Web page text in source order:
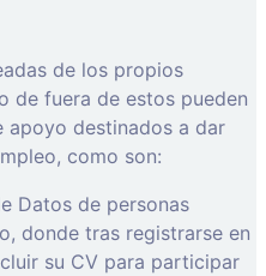
de los propios
de fuera de estos pueden
destinados a dar
como son:
Datos de personas
donde tras registrarse en
su CV para participar